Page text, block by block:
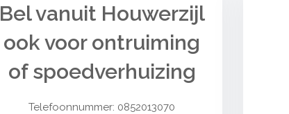
Bel vanuit Houwerzijl
ook voor ontruiming
of spoedverhuizing
Telefoonnummer: 0852013070